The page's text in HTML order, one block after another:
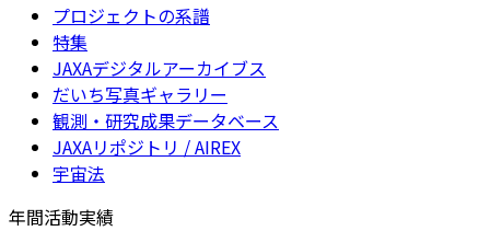
プロジェクトの系譜
特集
JAXAデジタルアーカイブス
だいち写真ギャラリー
観測・研究成果データベース
JAXAリポジトリ / AIREX
宇宙法
年間活動実績